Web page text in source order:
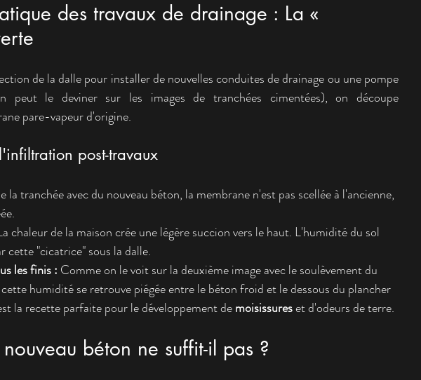
des travaux de drainage : La «
de la dalle pour installer de nouvelles conduites de drainage ou une pompe
peut le deviner sur les images de tranchées cimentées), on découpe
pare-vapeur d'origine.
post-travaux
la tranchée avec du nouveau béton, la membrane n'est pas scellée à l'ancienne,
chaleur de la maison crée une légère succion vers le haut. L'humidité du sol
cette "cicatrice" sous la dalle.
les finis : Comme on le voit sur la deuxième image avec le soulèvement du
humidité se retrouve piégée entre le béton froid et le dessous du plancher
la recette parfaite pour le développement de moisissures et d'odeurs de terre.
béton ne suffit-il pas ?